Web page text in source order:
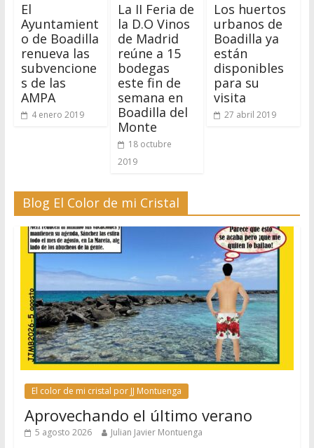
El
Ayuntamient
o de Boadilla
renueva las
subvencione
s de las
AMPA
4 enero 2019
La II Feria de
la D.O Vinos
de Madrid
reúne a 15
bodegas
este fin de
semana en
Boadilla del
Monte
18 octubre
2019
Los huertos
urbanos de
Boadilla ya
están
disponibles
para su
visita
27 abril 2019
Blog El Color de mi Cristal
El color de mi cristal por JJ Montuenga
Aprovechando el último verano
5 agosto 2026 Julian Javier Montuenga